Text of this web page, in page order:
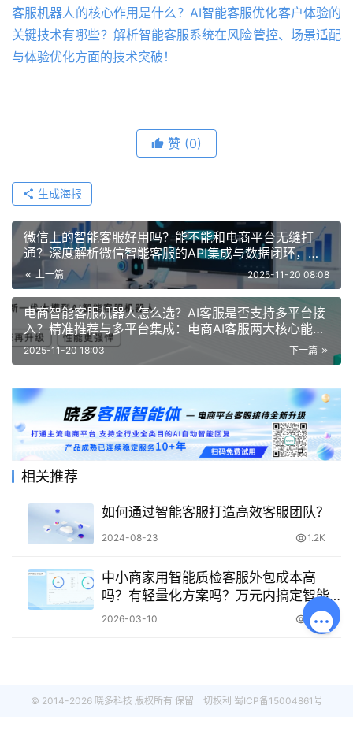
客服机器人的核心作用是什么？AI智能客服优化客户体验的
关键技术有哪些？解析智能客服系统在风险管控、场景适配
与体验优化方面的技术突破！
赞 (0)
生成海报
微信上的智能客服好用吗？能不能和电商平台无缝打
通？深度解析微信智能客服的API集成与数据闭环，为
电商业务提升竞争力
上一篇 2025-11-20 08:08
电商智能客服机器人怎么选？AI客服是否支持多平台接
入？精准推荐与多平台集成：电商AI客服两大核心能力
解析与选型关键
下一篇
2025-11-20 18:03
相关推荐
如何通过智能客服打造高效客服团队？
2024-08-23 1.2K
中小商家用智能质检客服外包成本高
吗？有轻量化方案吗？万元内搞定智能
质检，中小商家闭眼入！
2026-03-10 454
© 2014-2026 晓多科技 版权所有 保留一切权利 蜀ICP备15004861号